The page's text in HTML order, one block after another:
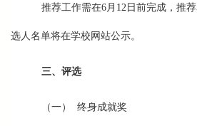
推荐工作需在6月12日前完成，推
选人名单将在学校网站公示。
三、评选
（一） 终身成就奖